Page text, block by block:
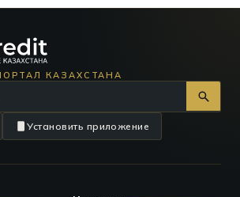
КАЗАХСТАНА
Установить приложение